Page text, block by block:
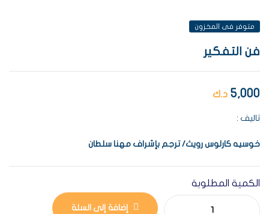
متوفر فى المخزون
فن التفكير
5,000 د.ك
تاليف :
خوسيه كارلوس رويث/ترجم بإشراف مهنا سلطان
الكمية المطلوبة
إضافة إلى السلة